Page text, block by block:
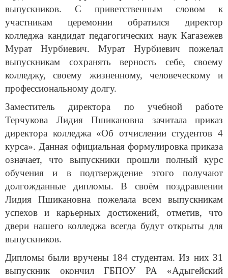
выпускников. С приветственным словом к
участникам церемонии обратился директор
колледжа кандидат педагогических наук Кагазежев
Мурат Нурбиевич. Мурат Нурбиевич пожелал
выпускникам сохранять верность себе, своему
колледжу, своему жизненному, человеческому и
профессиональному долгу.
Заместитель директора по учебной работе
Терчукова Лидия Пшикановна зачитала приказ
директора колледжа «Об отчислении студентов 4
курса». Данная официальная формулировка приказа
означает, что выпускники прошли полный курс
обучения и в подтверждение этого получают
долгожданные дипломы. В своём поздравлении
Лидия Пшикановна пожелала всем выпускникам
успехов и карьерных достижений, отметив, что
двери нашего колледжа всегда будут открыты для
выпускников.
Дипломы были вручены 184 студентам. Из них 31
выпускник окончил ГБПОУ РА «Адыгейский